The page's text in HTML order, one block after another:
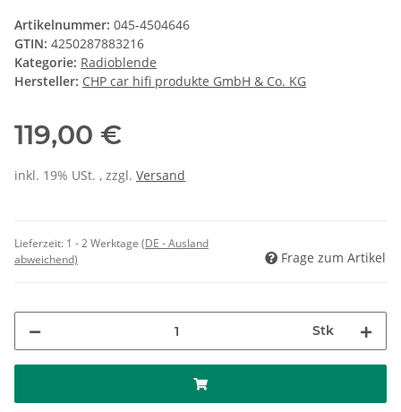
Artikelnummer: 045-4504646
GTIN: 4250287883216
Kategorie: Radioblende
Hersteller: CHP car hifi produkte GmbH & Co. KG
119,00 €
inkl. 19% USt. , zzgl. Versand
Lieferzeit: 1 - 2 Werktage (DE - Ausland
abweichend)
Frage zum Artikel
Stk